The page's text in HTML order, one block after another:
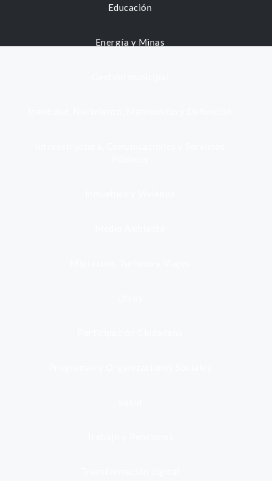
Educación
Energía y Minas